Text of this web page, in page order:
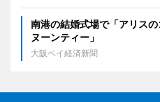
南港の結婚式場で「アリス
ヌーンティー」
大阪ベイ経済新聞